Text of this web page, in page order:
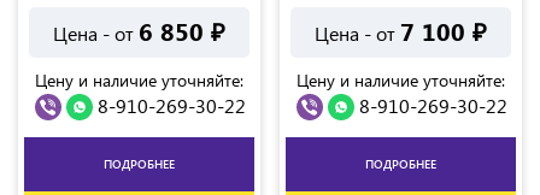
Цена - от 6 850 ₽
Цену и наличие уточняйте:
8-910-269-30-22
ПОДРОБНЕЕ
Цена - от 7 100 ₽
Цену и наличие уточняйте:
8-910-269-30-22
ПОДРОБНЕЕ